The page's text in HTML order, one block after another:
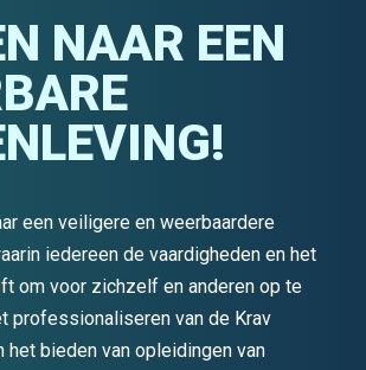
NAAR EEN
een veiligere en weerbaardere
iedereen de vaardigheden en het
om voor zichzelf en anderen op te
professionaliseren van de Krav
het bieden van opleidingen van